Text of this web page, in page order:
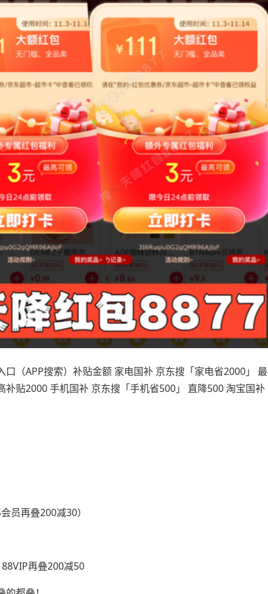
（APP搜索）补贴金额 家电国补 京东搜「家电省2000」 最
贴2000 手机国补 京东搜「手机省500」 直降500 淘宝国补
再叠200减30）
再叠200减50